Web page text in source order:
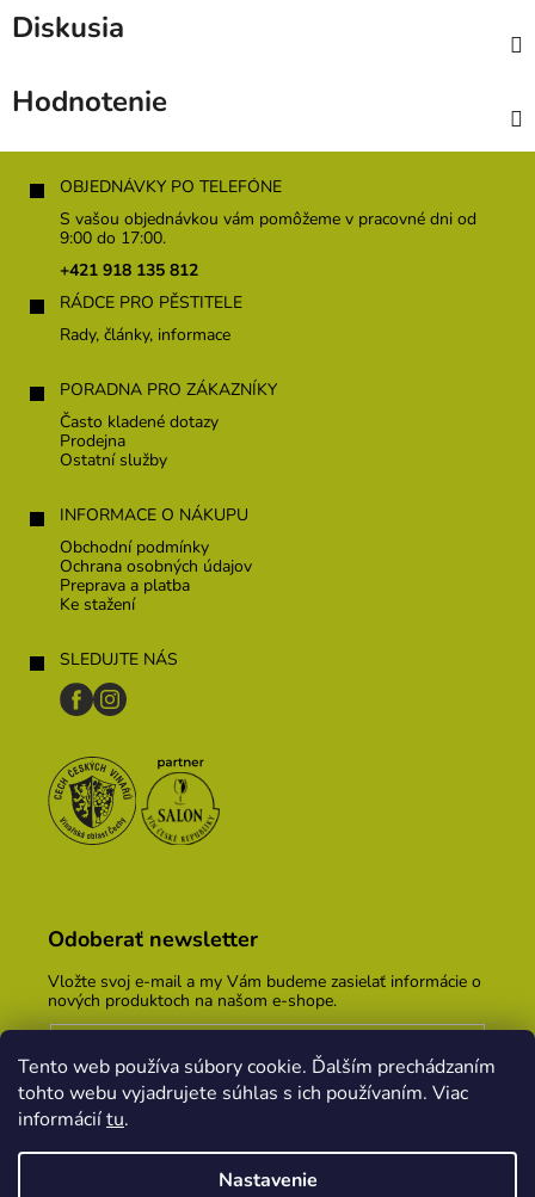
Tento web používa súbory cookie. Ďalším prechádzaním
tohto webu vyjadrujete súhlas s ich používaním. Viac
informáciítu.
Nastavenie
Diskusia
Hodnotenie
OBJEDNÁVKY PO TELEFÓNE
S vašou objednávkou vám pomôžeme v pracovné dni od
9:00 do 17:00.
+421 918 135 812
RÁDCE PRO PĚSTITELE
Rady, články, informace
PORADNA PRO ZÁKAZNÍKY
Často kladené dotazy
Prodejna
Ostatní služby
INFORMACE O NÁKUPU
Obchodní podmínky
Ochrana osobných údajov
Preprava a platba
Ke stažení
SLEDUJTE NÁS
Odoberať newsletter
Vložte svoj e-mail a my Vám budeme zasielať informácie o
nových produktoch na našom e-shope.
Vložením e-mailu súhlasíte s podmienkami ochrany
osobných údajov
PRIHLÁSIŤ SA